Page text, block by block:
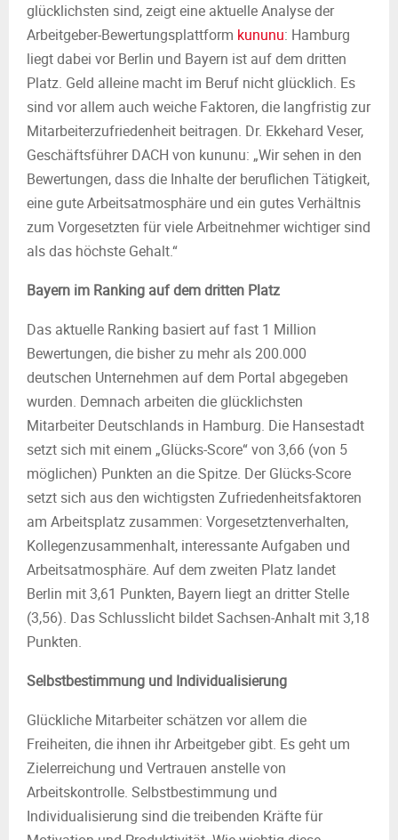
glücklichsten sind, zeigt eine aktuelle Analyse der
Arbeitgeber-Bewertungsplattform kununu: Hamburg
liegt dabei vor Berlin und Bayern ist auf dem dritten
Platz. Geld alleine macht im Beruf nicht glücklich. Es
sind vor allem auch weiche Faktoren, die langfristig zur
Mitarbeiterzufriedenheit beitragen. Dr. Ekkehard Veser,
Geschäftsführer DACH von kununu: „Wir sehen in den
Bewertungen, dass die Inhalte der beruflichen Tätigkeit,
eine gute Arbeitsatmosphäre und ein gutes Verhältnis
zum Vorgesetzten für viele Arbeitnehmer wichtiger sind
als das höchste Gehalt.“
Bayern im Ranking auf dem dritten Platz
Das aktuelle Ranking basiert auf fast 1 Million
Bewertungen, die bisher zu mehr als 200.000
deutschen Unternehmen auf dem Portal abgegeben
wurden. Demnach arbeiten die glücklichsten
Mitarbeiter Deutschlands in Hamburg. Die Hansestadt
setzt sich mit einem „Glücks-Score“ von 3,66 (von 5
möglichen) Punkten an die Spitze. Der Glücks-Score
setzt sich aus den wichtigsten Zufriedenheitsfaktoren
am Arbeitsplatz zusammen: Vorgesetztenverhalten,
Kollegenzusammenhalt, interessante Aufgaben und
Arbeitsatmosphäre. Auf dem zweiten Platz landet
Berlin mit 3,61 Punkten, Bayern liegt an dritter Stelle
(3,56). Das Schlusslicht bildet Sachsen-Anhalt mit 3,18
Punkten.
Selbstbestimmung und Individualisierung
Glückliche Mitarbeiter schätzen vor allem die
Freiheiten, die ihnen ihr Arbeitgeber gibt. Es geht um
Zielerreichung und Vertrauen anstelle von
Arbeitskontrolle. Selbstbestimmung und
Individualisierung sind die treibenden Kräfte für